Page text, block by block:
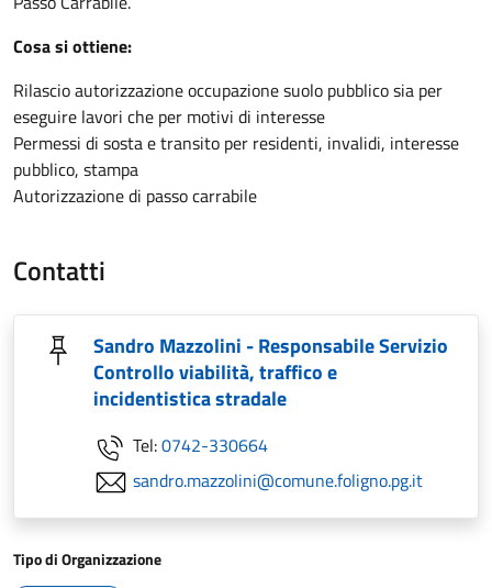
Cosa si ottiene:
Rilascio autorizzazione occupazione suolo pubblico sia per
eseguire lavori che per motivi di interesse
Permessi di sosta e transito per residenti, invalidi, interesse
pubblico, stampa
Autorizzazione di passo carrabile
Contatti
Sandro Mazzolini - Responsabile Servizio
Controllo viabilità, traffico e
incidentistica stradale
Tel:0742-330664
sandro.mazzolini@comune.foligno.pg.it
Tipo di Organizzazione